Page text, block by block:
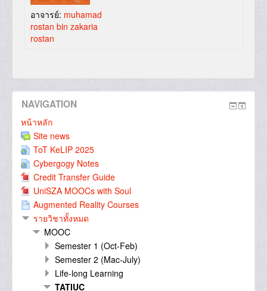
อาจารย์: muhamad
rostan bin zakaria
rostan
NAVIGATION
หน้าหลัก
Site news
ToT KeLIP 2025
Cybergogy Notes
Credit Transfer Guide
UniSZA MOOCs with Soul
Augmented Reality Courses
รายวิชาทั้งหมด
MOOC
Semester 1 (Oct-Feb)
Semester 2 (Mac-July)
Life-long Learning
TATIUC